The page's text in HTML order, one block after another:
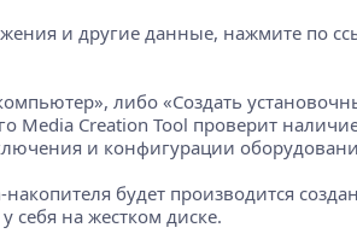
и другие данные, нажмите по
либо «Создать
Media Creation Tool проверит
и конфигурации
будет производится
себя на жестком диске.